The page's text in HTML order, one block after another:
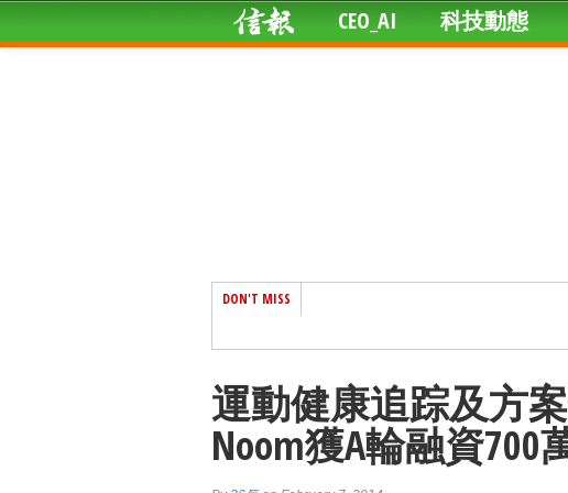
CEO_AI 科技動態
DON'T MISS
運動健康追踪及方
Noom獲A輪融資700